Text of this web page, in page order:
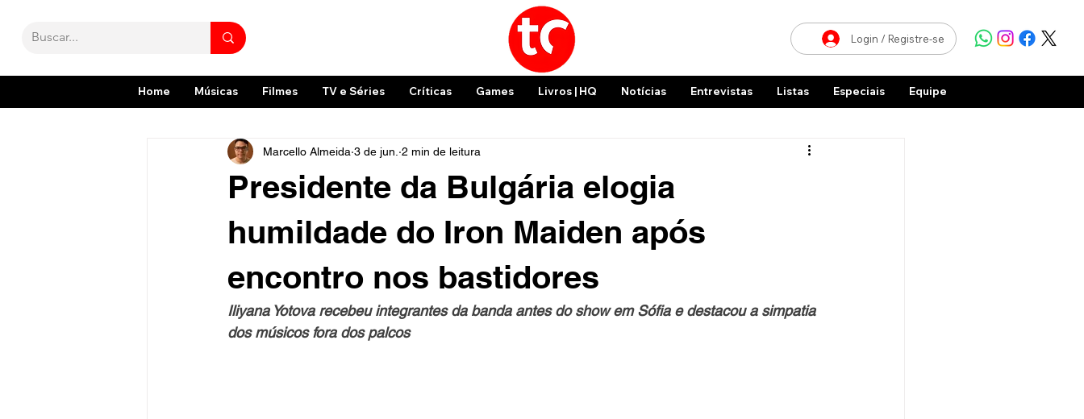
Login / Registre-se
Home Músicas Filmes TV e Séries Críticas Games Livros | HQ Notícias Entrevistas Listas Especiais Equipe
Presidente da Bulgária elogia
humildade do Iron Maiden após
encontro nos bastidores
Marcello Almeida 3 de jun. 2 min de leitura
Iliyana Yotova recebeu integrantes da banda antes do show em Sófia e destacou a simpatia
dos músicos fora dos palcos